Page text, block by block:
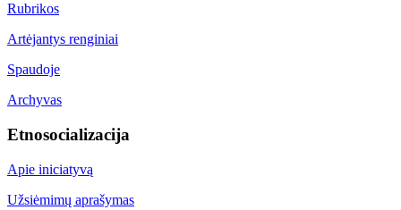
Rubrikos
Artėjantys renginiai
Spaudoje
Archyvas
Etnosocializacija
Apie iniciatyvą
Užsiėmimų aprašymas